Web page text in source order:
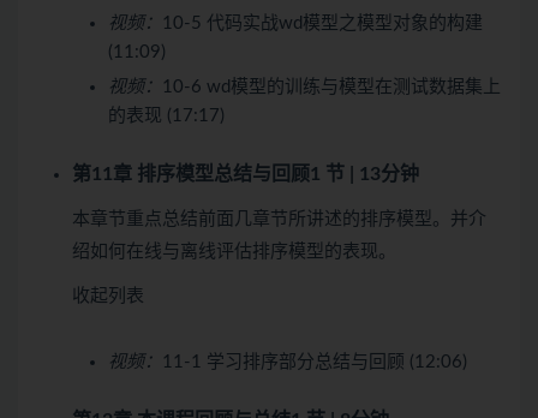
视频：
10-5 代码实战wd模型之模型对象的构建
(11:09)
视频：
10-6 wd模型的训练与模型在测试数据集上
的表现 (17:17)
第11章 排序模型总结与回顾1 节 | 13分钟
本章节重点总结前面几章节所讲述的排序模型。并介
绍如何在线与离线评估排序模型的表现。
收起列表
视频： 11-1 学习排序部分总结与回顾 (12:06)